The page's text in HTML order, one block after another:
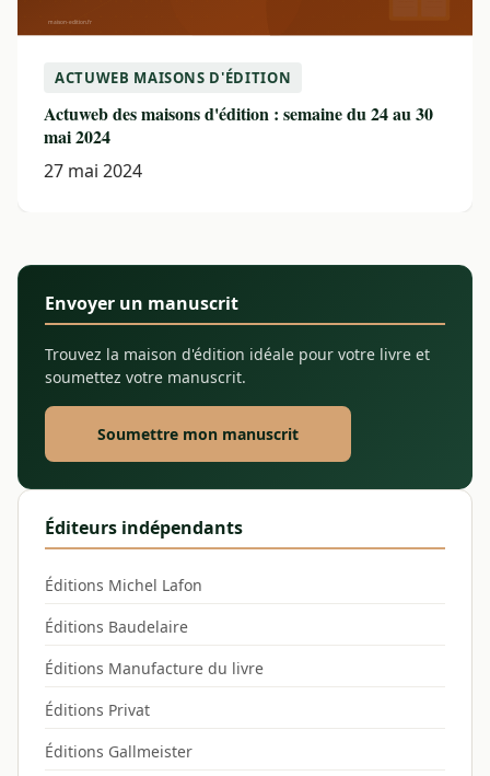
ACTUWEB MAISONS D'ÉDITION
Actuweb des maisons d'édition : semaine du 24 au 30
mai 2024
27 mai 2024
Envoyer un manuscrit
Trouvez la maison d'édition idéale pour votre livre et
soumettez votre manuscrit.
Soumettre mon manuscrit
Éditeurs indépendants
Éditions Michel Lafon
Éditions Baudelaire
Éditions Manufacture du livre
Éditions Privat
Éditions Gallmeister